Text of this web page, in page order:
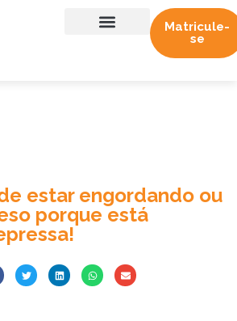
Matricule-
se
estar engordando ou
porque está